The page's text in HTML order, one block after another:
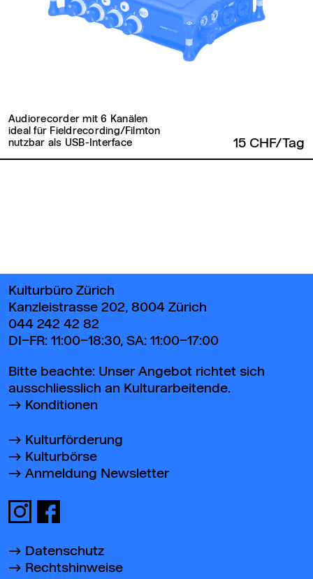
Audiorecorder mit 6 Kanälen
ideal für Fieldrecording/Filmton
nutzbar als USB-Interface
15 CHF/Tag
Kulturbüro Zürich
Kanzleistrasse 202, 8004 Zürich
044 242 42 82
DI–FR: 11:00–18:30, SA: 11:00–17:00
Bitte beachte: Unser Angebot richtet sich
ausschliesslich an Kulturarbeitende.
Konditionen
Kulturförderung
Kulturbörse
Anmeldung Newsletter
Datenschutz
Rechtshinweise